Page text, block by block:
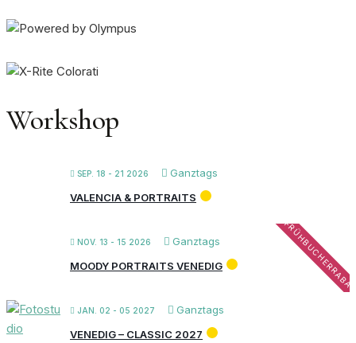
Workshop
SEP. 18 - 21 2026
Ganztags
VALENCIA & PORTRAITS
NOV. 13 - 15 2026 Ganztags
MOODY PORTRAITS VENEDIG
JAN. 02 - 05 2027
Ganztags
VENEDIG – CLASSIC 2027